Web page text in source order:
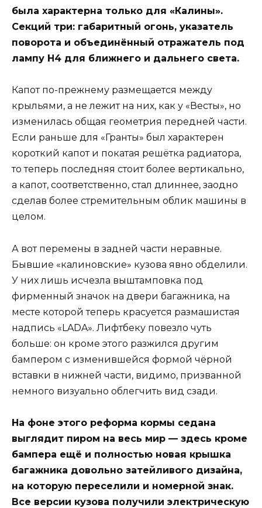
была характерна только для «Калины».
Секций три: габаритный огонь, указатель
поворота и объединённый отражатель под
лампу Н4 для ближнего и дальнего света.
Капот по-прежнему размещается между
крыльями, а не лежит на них, как у «Весты», но
изменилась общая геометрия передней части.
Если раньше для «Гранты» был характерен
короткий капот и покатая решётка радиатора,
то теперь последняя стоит более вертикально,
а капот, соответственно, стал длиннее, заодно
сделав более стремительным облик машины в
целом.
А вот перемены в задней части неравные.
Бывшие «калиновские» кузова явно обделили.
У них лишь исчезла выштамповка под
фирменный значок на двери багажника, на
месте которой теперь красуется размашистая
надпись «LADA». Лифтбеку повезло чуть
больше: он кроме этого разжился другим
бампером с изменившейся формой чёрной
вставки в нижней части, видимо, призванной
немного визуально облегчить вид сзади.
На фоне этого реформа кормы седана
выглядит пиром на весь мир — здесь кроме
бампера ещё и полностью новая крышка
багажника довольно затейливого дизайна,
на которую переселили и номерной знак.
Все версии кузова получили электрическую